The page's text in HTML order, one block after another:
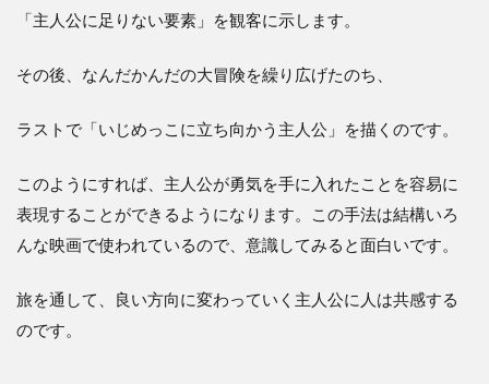
「主人公に足りない要素」を観客に示します。
その後、なんだかんだの大冒険を繰り広げたのち、
ラストで「いじめっこに立ち向かう主人公」を描くのです。
このようにすれば、主人公が勇気を手に入れたことを容易に
表現することができるようになります。この手法は結構いろ
んな映画で使われているので、意識してみると面白いです。
旅を通して、良い方向に変わっていく主人公に人は共感する
のです。